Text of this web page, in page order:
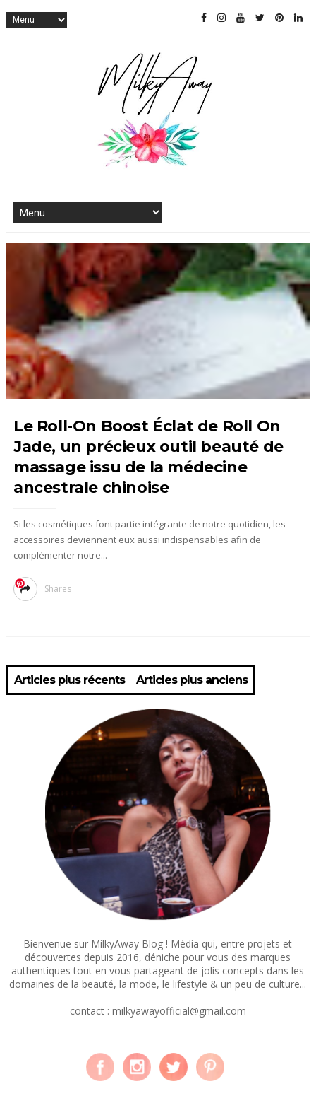
Le Roll-On Boost Éclat de Roll On
Jade, un précieux outil beauté de
massage issu de la médecine
ancestrale chinoise
Si les cosmétiques font partie intégrante de notre quotidien, les
accessoires deviennent eux aussi indispensables afin de
complémenter notre...
Shares
Articles plus récents Articles plus anciens
Bienvenue sur MilkyAway Blog ! Média qui, entre projets et
découvertes depuis 2016, déniche pour vous des marques
authentiques tout en vous partageant de jolis concepts dans les
domaines de la beauté, la mode, le lifestyle & un peu de culture...
contact : milkyawayofficial@gmail.com